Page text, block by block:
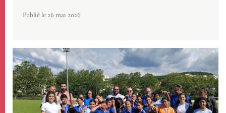
Publié le 26 mai 2026
Image